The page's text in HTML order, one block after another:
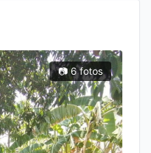
📷 6 fotos